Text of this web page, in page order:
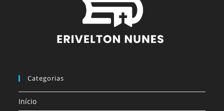
Categorias
Início